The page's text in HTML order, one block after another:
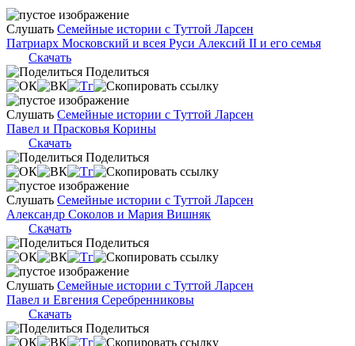
Слушать Семейные истории с Туттой Ларсен
Патриарх Московский и всея Руси Алексий II и его семья
Скачать
Поделиться
Слушать Семейные истории с Туттой Ларсен
Павел и Прасковья Корины
Скачать
Поделиться
Слушать Семейные истории с Туттой Ларсен
Александр Соколов и Мария Вишняк
Скачать
Поделиться
Слушать Семейные истории с Туттой Ларсен
Павел и Евгения Серебренниковы
Скачать
Поделиться